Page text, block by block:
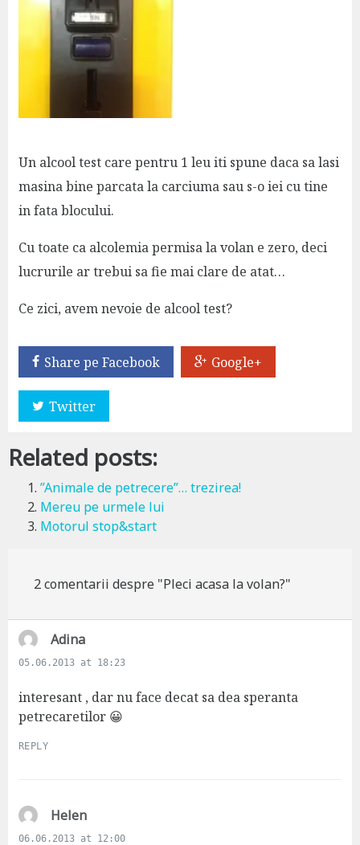
Un alcool test care pentru 1 leu iti spune daca sa lasi
masina bine parcata la carciuma sau s-o iei cu tine
in fata blocului.
Cu toate ca alcolemia permisa la volan e zero, deci
lucrurile ar trebui sa fie mai clare de atat…
Ce zici, avem nevoie de alcool test?
Share pe Facebook Google+
Twitter
Related posts:
”Animale de petrecere”… trezirea!
Mereu pe urmele lui
Motorul stop&start
2 comentarii despre "Pleci acasa la volan?"
Adinas
a
s
:
05.06.2013 at 18:23
interesant , dar nu face decat sa dea speranta
petrecaretilor 😀
REPLY
Helens
a
06.06.2013 at 12:00